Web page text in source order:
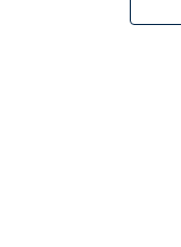
情報）/ 無料駐車場